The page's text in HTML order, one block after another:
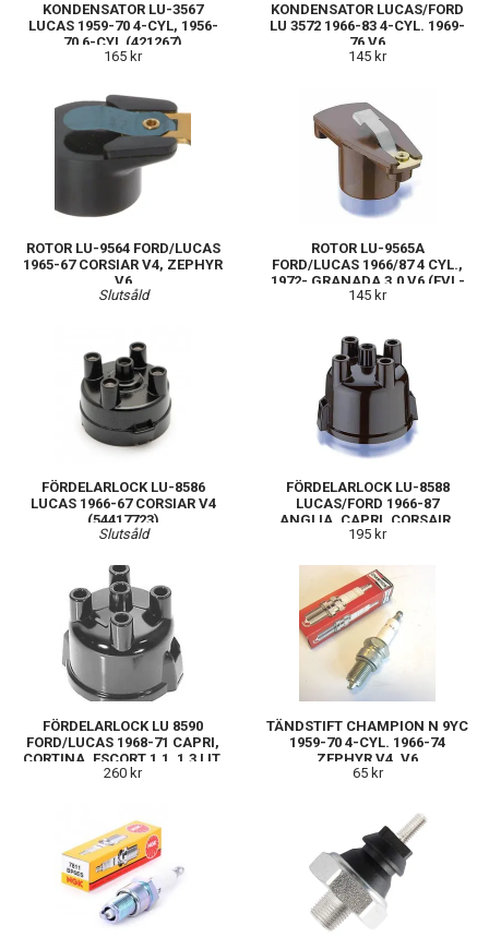
KONDENSATOR LU-3567
LUCAS 1959-70 4-CYL, 1956-
70 6-CYL (421267)
165 kr
KONDENSATOR LUCAS/FORD
LU 3572 1966-83 4-CYL. 1969-
76 V6
145 kr
ROTOR LU-9564 FORD/LUCAS
1965-67 CORSIAR V4, ZEPHYR
V6
Slutsåld
ROTOR LU-9565A
FORD/LUCAS 1966/87 4 CYL.,
1972- GRANADA 3.0 V6 (EVL-
4-6-E)
145 kr
FÖRDELARLOCK LU-8586
LUCAS 1966-67 CORSIAR V4
(54417723)
Slutsåld
FÖRDELARLOCK LU-8588
LUCAS/FORD 1966-87
ANGLIA, CAPRI, CORSAIR,
ESCORT (VK127)
195 kr
FÖRDELARLOCK LU 8590
FORD/LUCAS 1968-71 CAPRI,
CORTINA, ESCORT 1,1, 1,3 LIT.
260 kr
TÄNDSTIFT CHAMPION N 9YC
1959-70 4-CYL. 1966-74
ZEPHYR V4, V6
65 kr